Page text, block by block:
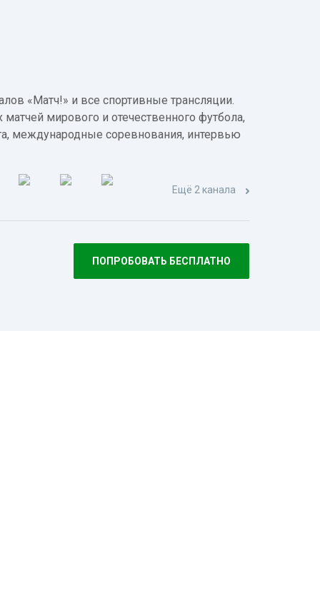
«Матч!» и все спортивные трансляции.
мирового и отечественного футбола,
международные соревнования, интервью
Ещё 2 канала
ПОПРОБОВАТЬ БЕСПЛАТНО